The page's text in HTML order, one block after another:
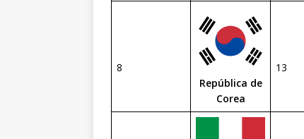
8
República de
Corea
13